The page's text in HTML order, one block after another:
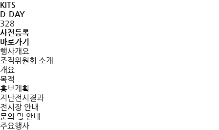
KITS
D-DAY
328
사전등록
바로가기
행사개요
조직위원회 소개
개요
목적
홍보계획
지난전시결과
전시장 안내
문의 및 안내
주요행사